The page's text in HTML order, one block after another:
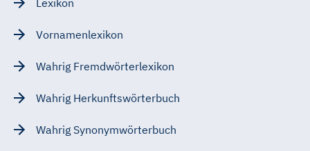
Vornamenlexikon
Wahrig Fremdwörterlexikon
Wahrig Herkunftswörterbuch
Wahrig Synonymwörterbuch